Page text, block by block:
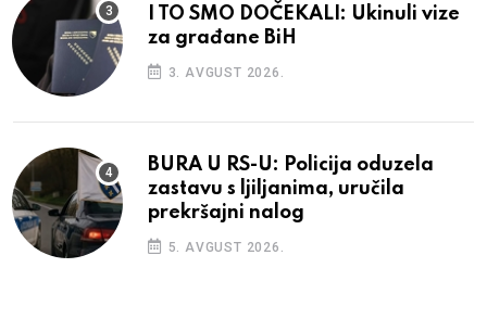
I TO SMO DOČEKALI: Ukinuli vize
za građane BiH
3. AVGUST 2026.
BURA U RS-U: Policija oduzela
zastavu s ljiljanima, uručila
prekršajni nalog
5. AVGUST 2026.